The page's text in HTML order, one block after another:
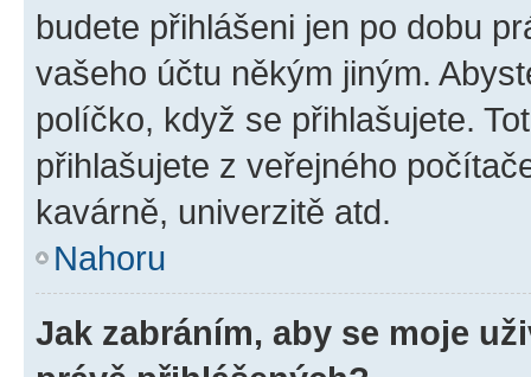
budete přihlášeni jen po dobu
vašeho účtu někým jiným.
políčko, když se přihlašujete.
přihlašujete z veřejného
kavárně, univerzitě atd.
Nahoru
Jak zabráním, aby se moje